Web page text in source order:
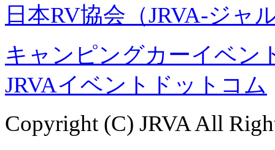
日本RV協会（JRVA-ジャ
キャンピングカーイベン
JRVAイベントドットコム
Copyright (C) JRVA All